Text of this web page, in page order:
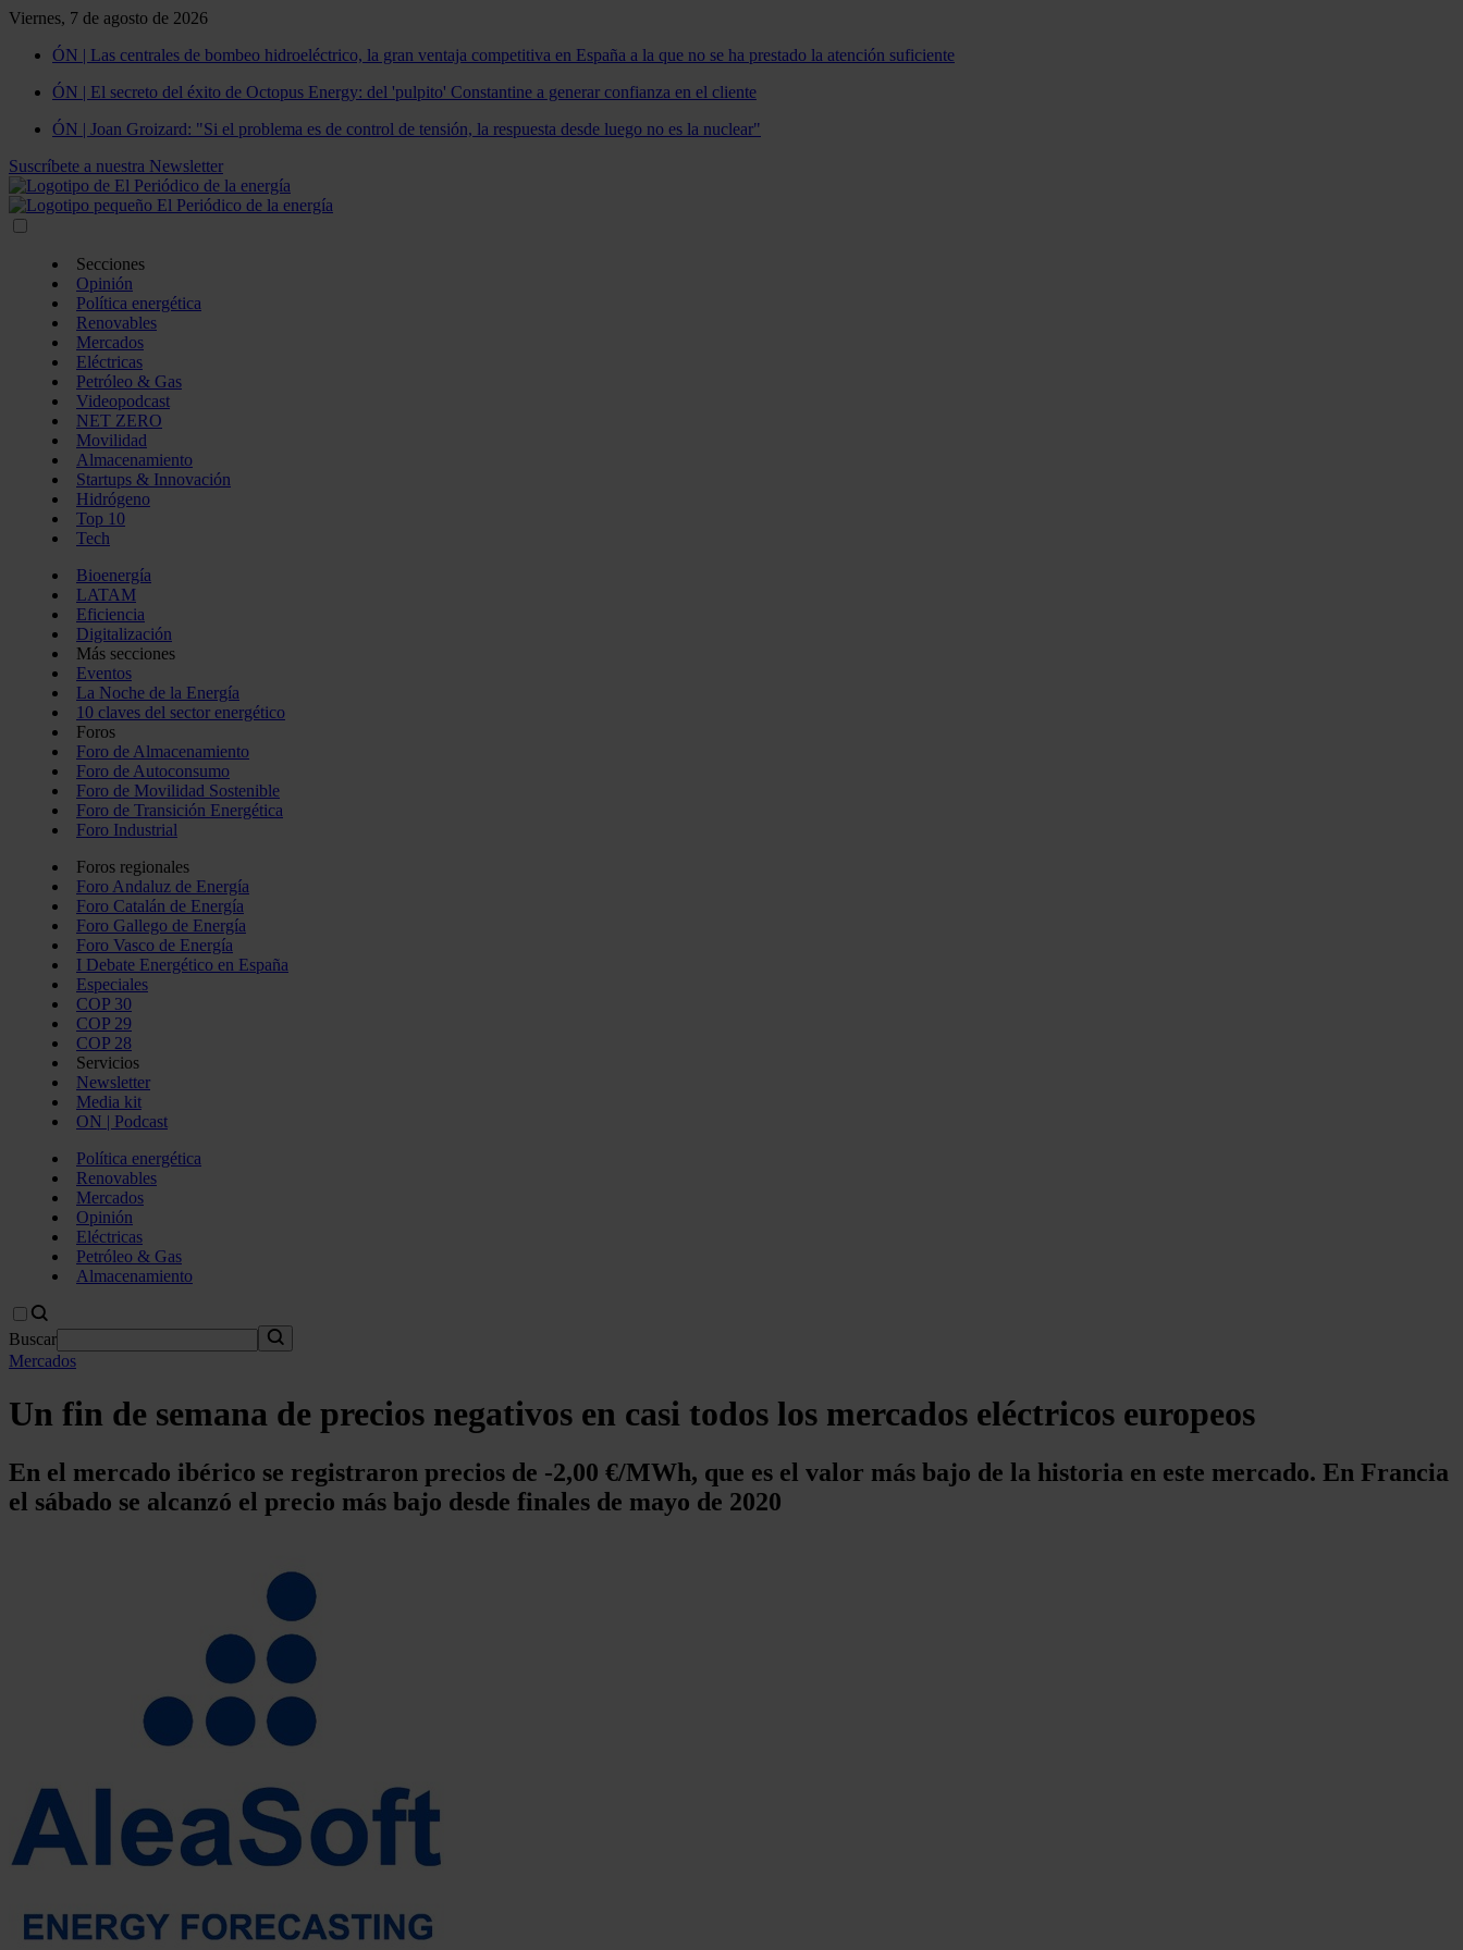
Viernes, 7 de agosto de 2026
ÓN | Las centrales de bombeo hidroeléctrico, la gran ventaja competitiva en España a la que no se ha prestado la atención suficiente
ÓN | El secreto del éxito de Octopus Energy: del 'pulpito' Constantine a generar confianza en el cliente
ÓN | Joan Groizard: "Si el problema es de control de tensión, la respuesta desde luego no es la nuclear"
Suscríbete a nuestra Newsletter
Secciones
Opinión
Política energética
Renovables
Mercados
Eléctricas
Petróleo & Gas
Videopodcast
NET ZERO
Movilidad
Almacenamiento
Startups & Innovación
Hidrógeno
Top 10
Tech
Bioenergía
LATAM
Eficiencia
Digitalización
Más secciones
Eventos
La Noche de la Energía
10 claves del sector energético
Foros
Foro de Almacenamiento
Foro de Autoconsumo
Foro de Movilidad Sostenible
Foro de Transición Energética
Foro Industrial
Foros regionales
Foro Andaluz de Energía
Foro Catalán de Energía
Foro Gallego de Energía
Foro Vasco de Energía
I Debate Energético en España
Especiales
COP 30
COP 29
COP 28
Servicios
Newsletter
Media kit
ON | Podcast
Política energética
Renovables
Mercados
Opinión
Eléctricas
Petróleo & Gas
Almacenamiento
Buscar
Mercados
Un fin de semana de precios negativos en casi todos los mercados eléctricos europeos
En el mercado ibérico se registraron precios de ‑2,00 €/MWh, que es el valor más bajo de la historia en este mercado. En Francia
el sábado se alcanzó el precio más bajo desde finales de mayo de 2020